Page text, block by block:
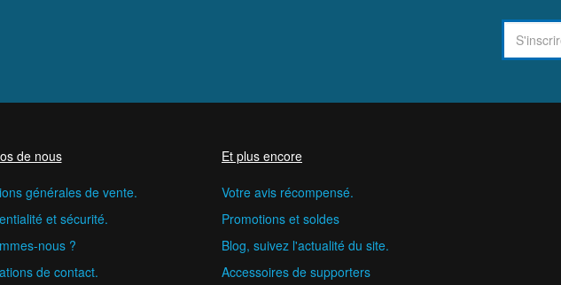
de nous
générales de vente.
et sécurité.
nous ?
de contact.
Et plus encore
Votre avis récompensé.
Promotions et soldes
Blog, suivez l'actualité du site.
Accessoires de supporters